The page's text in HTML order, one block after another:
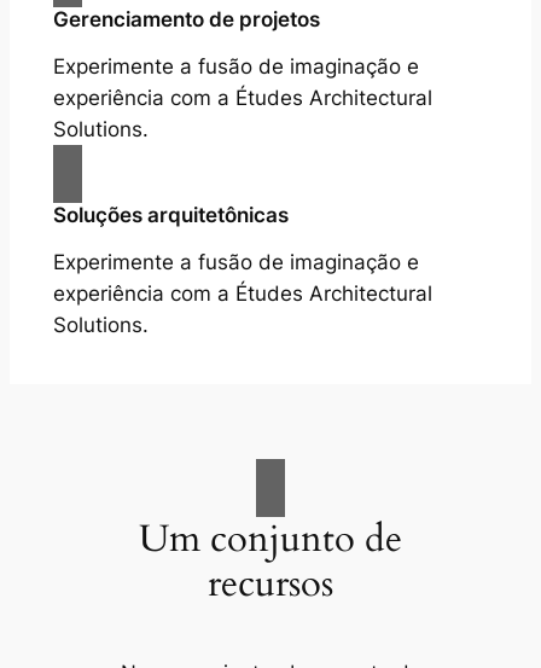
Gerenciamento de projetos
Experimente a fusão de imaginação e
experiência com a Études Architectural
Solutions.
Soluções arquitetônicas
Experimente a fusão de imaginação e
experiência com a Études Architectural
Solutions.
Um conjunto de
recursos